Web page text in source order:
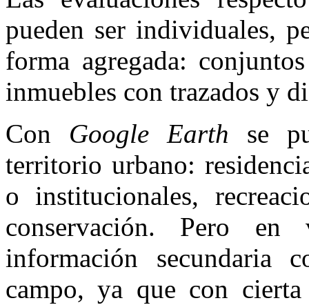
pueden ser individuales,
forma agregada:
inmuebles con trazados y
Con Google Earth se
territorio urbano:
o institucionales,
conservación. Pero en
información secundaria
campo, ya que con